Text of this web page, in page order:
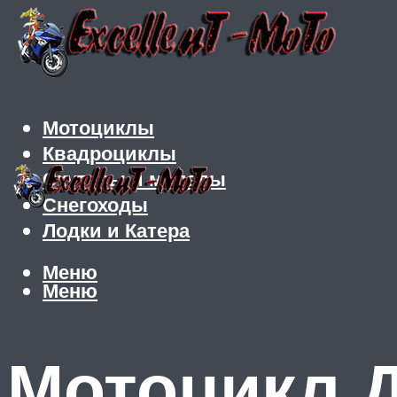
Мотоциклы
Квадроциклы
Скутеры и мопеды
Снегоходы
Лодки и Катера
Меню
Меню